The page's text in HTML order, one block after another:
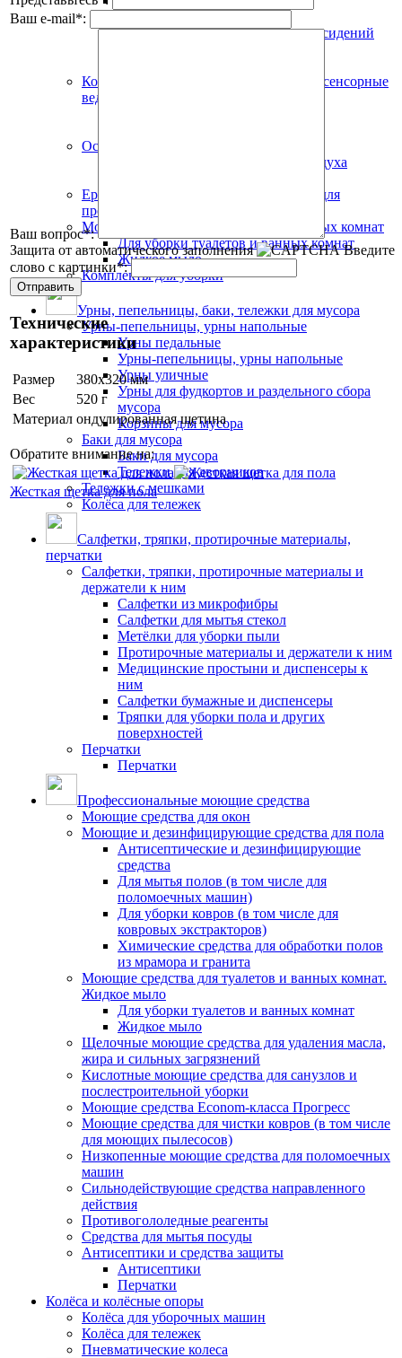
Диспенсеры туалетной бумаги и сидений
Корзины для мусора, педальные урны, сенсорные
ведра
Освежители воздуха
Автоматические освежители воздуха
Ершики для унитаза, приспособления для
прочистки стоков
Моющие средства для туалетов и ванных комнат
Для уборки туалетов и ванных комнат
Жидкое мыло
Комплекты для уборки
Урны, пепельницы, баки, тележки для мусора
Урны-пепельницы, урны напольные
Урны педальные
Урны-пепельницы, урны напольные
Урны уличные
Урны для фудкортов и раздельного сбора
мусора
Корзины для мусора
Баки для мусора
Баки для мусора
Тележки для дворников
Тележки с мешками
Колёса для тележек
Салфетки, тряпки, протирочные материалы,
перчатки
Салфетки, тряпки, протирочные материалы и
держатели к ним
Салфетки из микрофибры
Салфетки для мытья стекол
Метёлки для уборки пыли
Протирочные материалы и держатели к ним
Медицинские простыни и диспенсеры к
ним
Салфетки бумажные и диспенсеры
Тряпки для уборки пола и других
поверхностей
Перчатки
Перчатки
Профессиональные моющие средства
Моющие средства для окон
Моющие и дезинфицирующие средства для пола
Антисептические и дезинфицирующие
средства
Для мытья полов (в том числе для
поломоечных машин)
Для уборки ковров (в том числе для
ковровых экстракторов)
Химические средства для обработки полов
из мрамора и гранита
Моющие средства для туалетов и ванных комнат.
Жидкое мыло
Для уборки туалетов и ванных комнат
Жидкое мыло
Щелочные моющие средства для удаления масла,
жира и сильных загрязнений
Кислотные моющие средства для санузлов и
послестроительной уборки
Моющие средства Econom-класса Прогресс
Моющие средства для чистки ковров (в том числе
для моющих пылесосов)
Низкопенные моющие средства для поломоечных
машин
Сильнодействующие средства направленного
действия
Противогололедные реагенты
Средства для мытья посуды
Антисептики и средства защиты
Антисептики
Перчатки
Колёса и колёсные опоры
Колёса для уборочных машин
Колёса для тележек
Пневматические колеса
Ваш e-mail*:
Ваш вопрос*:
Защита от автоматического заполнения
Введите
слово с картинки*:
Технические
характеристики
Размер
380x320 мм
Вес
520 г
Материал ондулированная щетина
Обратите внимание на:
Жесткая щетка для пола